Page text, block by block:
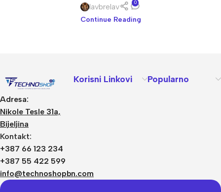
lavbrelav 0
Continue Reading
Adresa:
Nikole Tesle 31a,
Bijeljina
Kontakt:
+387 66 123 234
+387 55 422 599
info@technoshopbn.com
Korisni Linkovi Popularno